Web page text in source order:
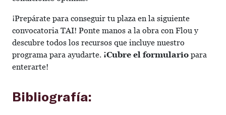
¡Prepárate para conseguir tu plaza en la siguiente
convocatoria TAI! Ponte manos a la obra con Flou y
descubre todos los recursos que incluye nuestro
programa para ayudarte. ¡Cubre el formulario para
enterarte!
Bibliografía: